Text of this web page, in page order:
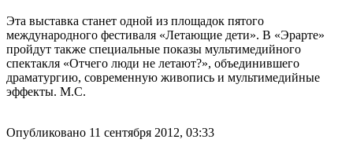
Эта выставка станет одной из площадок пятого
международного фестиваля «Летающие дети». В «Эрарте»
пройдут также специальные показы мультимедийного
спектакля «Отчего люди не летают?», объединившего
драматургию, современную живопись и мультимедийные
эффекты. М.С.
Опубликовано 11 сентября 2012, 03:33